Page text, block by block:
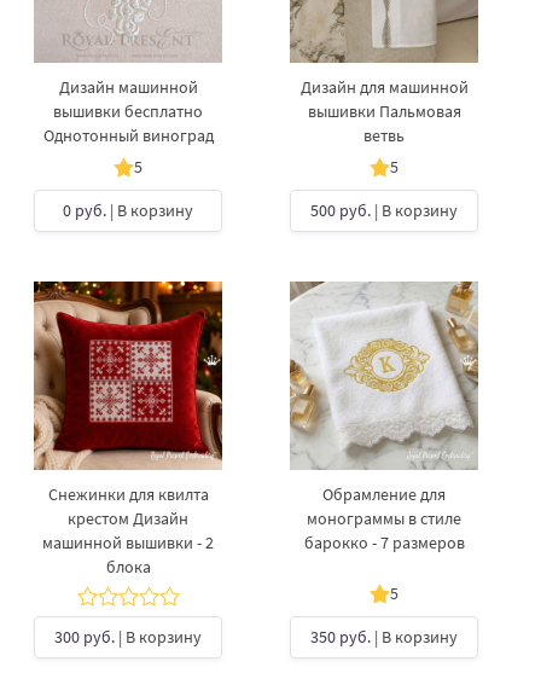
Дизайн машинной
вышивки бесплатно
Однотонный виноград
5
0 руб. | В корзину
Дизайн для машинной
вышивки Пальмовая
ветвь
5
500 руб. | В корзину
Снежинки для квилта
крестом Дизайн
машинной вышивки - 2
блока
300 руб. | В корзину
Обрамление для
монограммы в стиле
барокко - 7 размеров
5
350 руб. | В корзину